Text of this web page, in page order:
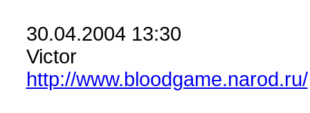
30.04.2004 13:30
Victor
http://www.bloodgame.narod.ru/